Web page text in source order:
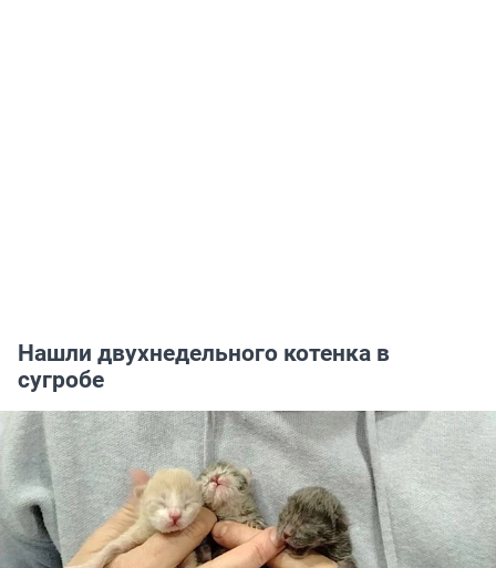
Нашли двухнедельного котенка в
сугробе